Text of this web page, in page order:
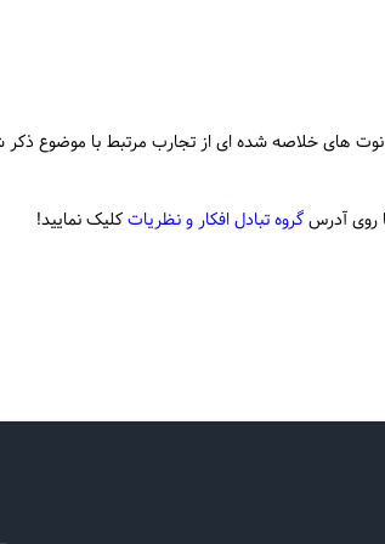
نوت های خلاصه شده ای از تجارب مرتبط با موضوع
روی آدرسگروه تبادل افکار و نظریاتکلیک نمایید!